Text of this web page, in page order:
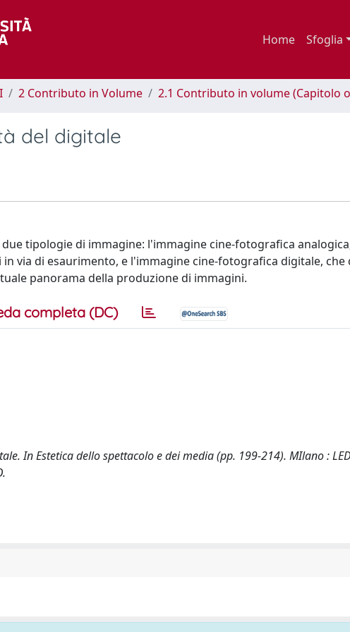
Home Sfoglia
2 Contributo in Volume 2.1 Contributo in volume (Capitolo
del digitale
tipologie di immagine: l'immagine cine-fotografica
via di esaurimento, e l'immagine cine-fotografica digitale, che
panorama della produzione di immagini.
completa (DC)
In Estetica dello spettacolo e dei media (pp. 199-214). MIlano :